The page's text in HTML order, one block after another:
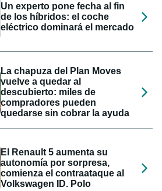
Un experto pone fecha al fin
de los híbridos: el coche
eléctrico dominará el mercado
La chapuza del Plan Moves
vuelve a quedar al
descubierto: miles de
compradores pueden
quedarse sin cobrar la ayuda
El Renault 5 aumenta su
autonomía por sorpresa,
comienza el contraataque al
Volkswagen ID. Polo